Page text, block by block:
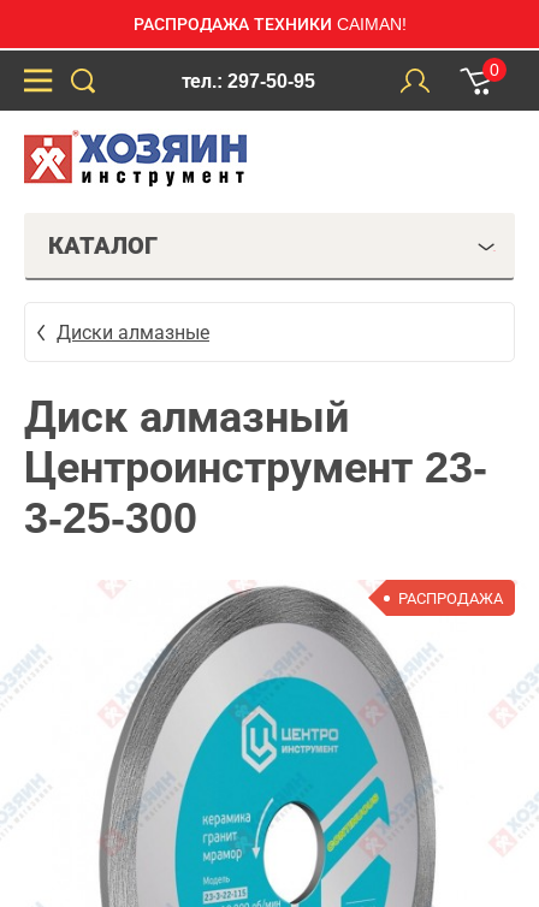
РАСПРОДАЖА ТЕХНИКИ CAIMAN!
тел.: 297-50-95
0
КАТАЛОГ
Диски алмазные
Диск алмазный
Центроинструмент 23-
3-25-300
РАСПРОДАЖА